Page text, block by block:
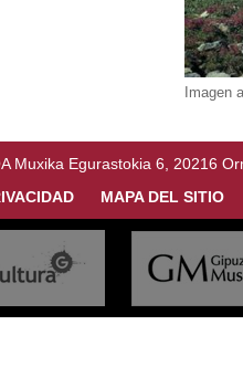
Imagen
Muxika Egurastokia 6, 20216
MAPA DEL SITIO